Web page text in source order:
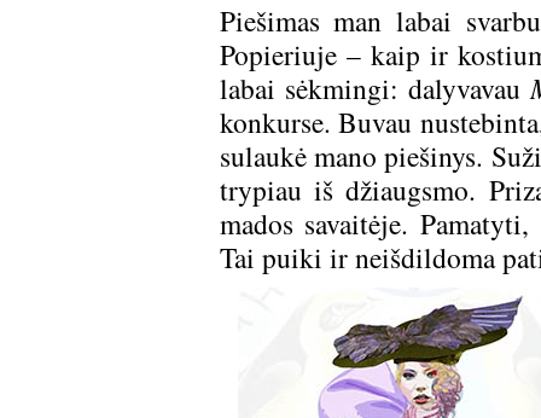
Piešimas man labai
Popieriuje – kaip ir
labai sėkmingi: dalyvavau
konkurse. Buvau
sulaukė mano piešinys.
trypiau iš džiaugsmo.
mados savaitėje.
Tai puiki ir neišdildoma